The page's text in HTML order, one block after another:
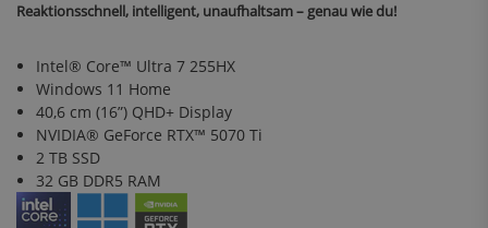
Reaktionsschnell, intelligent, unaufhaltsam – genau wie du!
Intel® Core™ Ultra 7 255HX
Windows 11 Home
40,6 cm (16”) QHD+ Display
NVIDIA® GeForce RTX™ 5070 Ti
2 TB SSD
32 GB DDR5 RAM